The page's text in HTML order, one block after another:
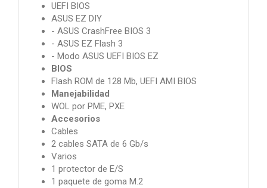
UEFI BIOS
ASUS EZ DIY
- ASUS CrashFree BIOS 3
- ASUS EZ Flash 3
- Modo ASUS UEFI BIOS EZ
BIOS
Flash ROM de 128 Mb, UEFI AMI BIOS
Manejabilidad
WOL por PME, PXE
Accesorios
Cables
2 cables SATA de 6 Gb/s
Varios
1 protector de E/S
1 paquete de goma M.2